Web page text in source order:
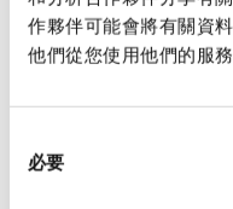
作夥伴可能會將有關資
他們從您使用他們的服
必要
規格
審美規範
環境規範